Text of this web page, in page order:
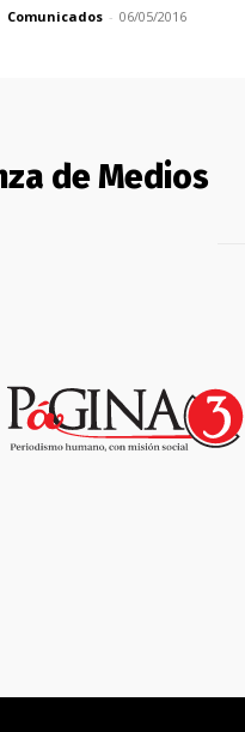
Comunicados - 06/05/2016
de Medios